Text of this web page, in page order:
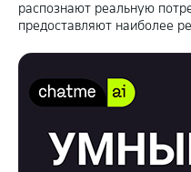
распознают реальную
предоставляют наиболее